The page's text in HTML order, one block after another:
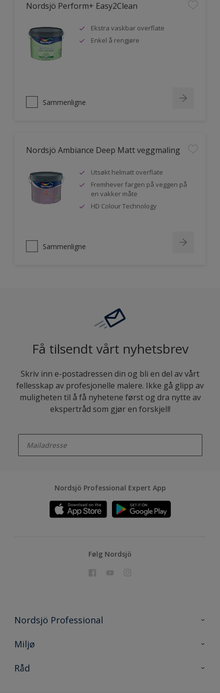
Nordsjö Perform+ Easy2Clean
Ekstra vaskbar overflate
Enkel å rengjøre
Sammenligne
Nordsjö Ambiance Deep Matt veggmaling
Utsøkt helmatt overflate
Fremhever fargen på veggen på
en vakker måte
HD Colour Technology
Sammenligne
Få tilsendt vårt nyhetsbrev
Skriv inn e-postadressen din og bli en del av vårt
fellesskap av profesjonelle malere. Ikke gå glipp av
muligheten til å få nyhetene først og dra nytte av
ekspertråd som gjør en forskjell!
Nordsjö Professional Expert App
Følg Nordsjö
Nordsjö Professional
Kontakt oss
Prosjekt
Miljø
Bærekraftig utvikling
Råd